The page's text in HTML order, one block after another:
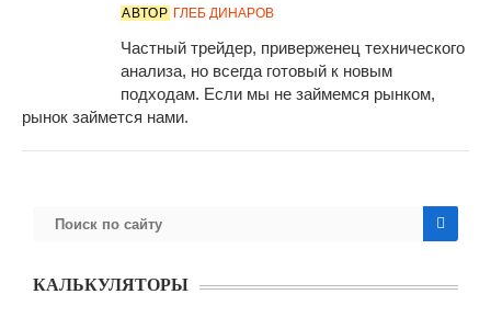
АВТОР ГЛЕБ ДИНАРОВ
Частный трейдер, приверженец технического
анализа, но всегда готовый к новым
подходам. Если мы не займемся рынком,
рынок займется нами.
КАЛЬКУЛЯТОРЫ